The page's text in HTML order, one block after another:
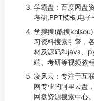
学霸盘：百度网盘
考研,PPT模板,电子
学搜搜(酷搜
习资料搜索引擎，
材及源码和java、
端、考研等视频教
凌风云：专注于互
网专业的阿里云盘
网盘资源搜索中心。